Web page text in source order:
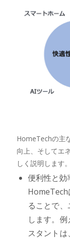
HomeTechの主
向上、そしてエ
しく説明します。
便利性と効
HomeTech
ることで
します。
スタント